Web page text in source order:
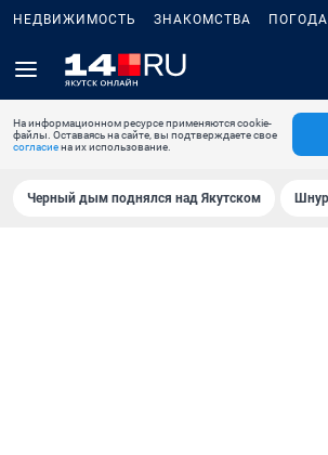
НЕДВИЖИМОСТЬ ЗНАКОМСТВА ПОГОДА
На информационном ресурсе применяются cookie-
файлы. Оставаясь на сайте, вы подтверждаете свое
согласиена их использование.
Черный дым поднялся над Якутском